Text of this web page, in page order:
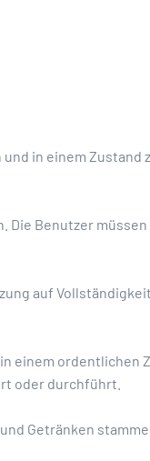
in einem
Benutzer
auf
einem ordentlichen
oder durchführt.
Getränken